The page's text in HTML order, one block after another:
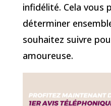
infidélité. Cela vous
déterminer
souhaitez suivre
amoureuse.